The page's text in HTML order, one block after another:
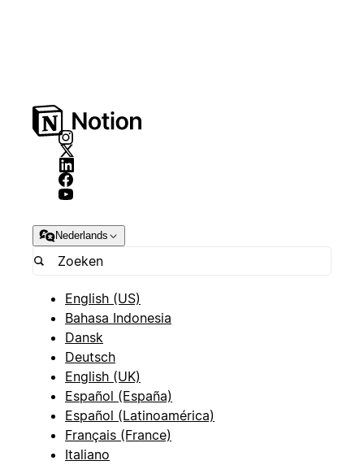
Nederlands
English (US)
Bahasa Indonesia
Dansk
Deutsch
English (UK)
Español (España)
Español (Latinoamérica)
Français (France)
Italiano